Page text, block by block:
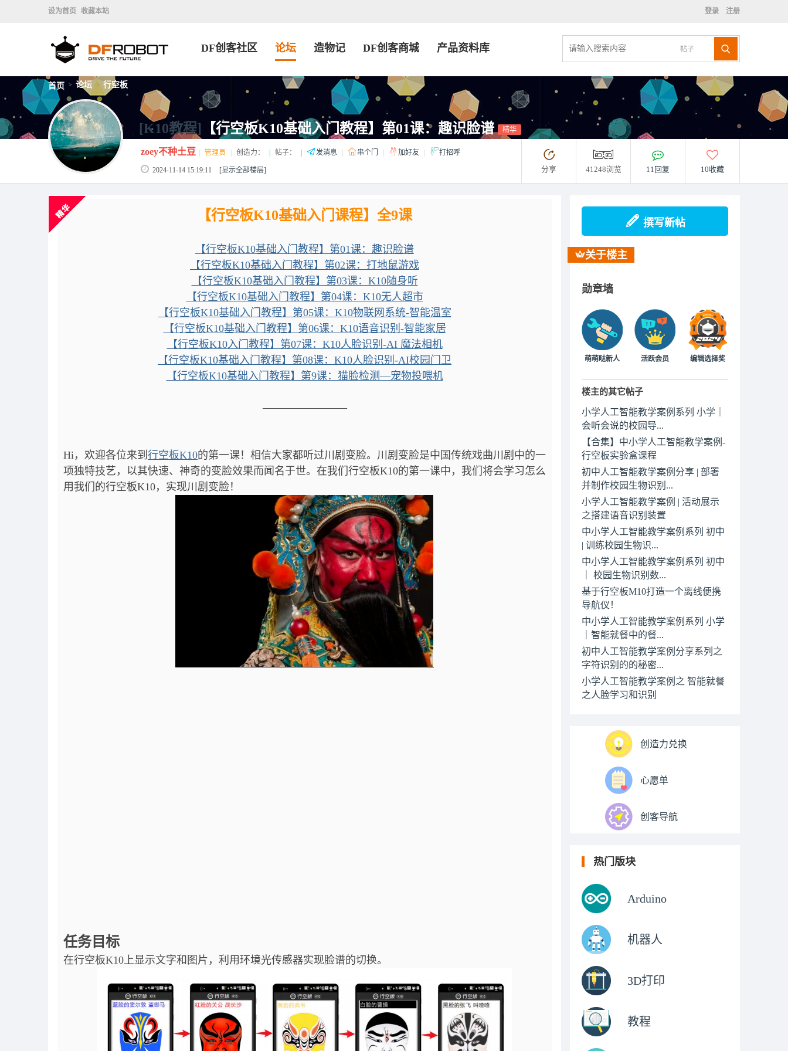
设为首页 收藏本站 登录 注册
帖子
DF创客社区 论坛 造物记 DF创客商城 产品资料库
首页 > 论坛 > 行空板
[K10教程] 【行空板K10基础入门教程】第01课：趣识脸谱 精华
zoey不种土豆 管理员 创造力： 帖子： 发消息 串个门 加好友 打招呼
2024-11-14 15:19:11 [显示全部楼层] 分享 41248浏览 11回复 10收藏
【行空板K10基础入门课程】全9课
【行空板K10基础入门教程】第01课：趣识脸谱
【行空板K10基础入门教程】第02课：打地鼠游戏
【行空板K10基础入门教程】第03课：K10随身听
【行空板K10基础入门教程】第04课：K10无人超市
【行空板K10基础入门教程】第05课：K10物联网系统-智能温室
【行空板K10基础入门教程】第06课：K10语音识别-智能家居
【行空板K10入门教程】第07课：K10人脸识别-AI 魔法相机
【行空板K10基础入门教程】第08课：K10人脸识别-AI校园门卫
【行空板K10基础入门教程】第9课：猫脸检测—宠物投喂机
————————
Hi，欢迎各位来到 行空板K10的第一课！相信大家都听过川剧变脸。川剧变脸是中国传统戏曲川剧中的一
项独特技艺，以其快速、神奇的变脸效果而闻名于世。在我们行空板K10的第一课中，我们将会学习怎么
用我们的行空板K10，实现川剧变脸！
任务目标
在行空板K10上显示文字和图片，利用环境光传感器实现脸谱的切换。
撰写新帖
关于楼主
勋章墙
萌萌哒新人 活跃会员 编辑选择奖
楼主的其它帖子
小学人工智能教学案例系列 小学｜
会听会说的校园导...
【合集】中小学人工智能教学案例-
行空板实验盒课程
初中人工智能教学案例分享 | 部署
并制作校园生物识别...
小学人工智能教学案例 | 活动展示
之搭建语音识别装置
中小学人工智能教学案例系列 初中
| 训练校园生物识...
中小学人工智能教学案例系列 初中
｜ 校园生物识别数...
基于行空板M10打造一个离线便携
导航仪！
中小学人工智能教学案例系列 小学
｜智能就餐中的餐...
初中人工智能教学案例分享系列之
字符识别的的秘密...
小学人工智能教学案例之 智能就餐
之人脸学习和识别
创造力兑换
心愿单
创客导航
热门版块
Arduino
机器人
3D打印
教程